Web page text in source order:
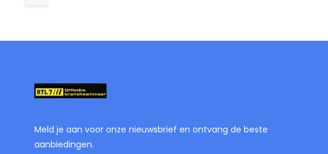
Meld je aan voor onze nieuwsbrief en ontvang de beste
aanbiedingen.